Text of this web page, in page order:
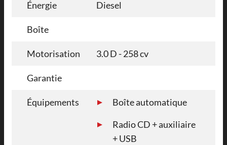
Énergie Diesel
Boîte
Motorisation 3.0 D - 258 cv
Garantie
Équipements
Boîte automatique
Radio CD + auxiliaire
+ USB